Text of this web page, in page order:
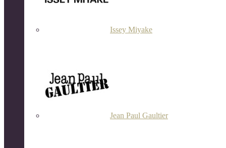
Issey Miyake
Jean Paul Gaultier